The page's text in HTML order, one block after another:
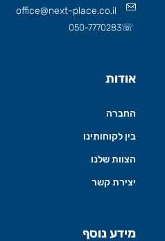
office@next-place.co.il
☏
050-7770283
אודות
החברה
בין לקוחותינו
הצוות שלנו
יצירת קשר
מידע נוסף